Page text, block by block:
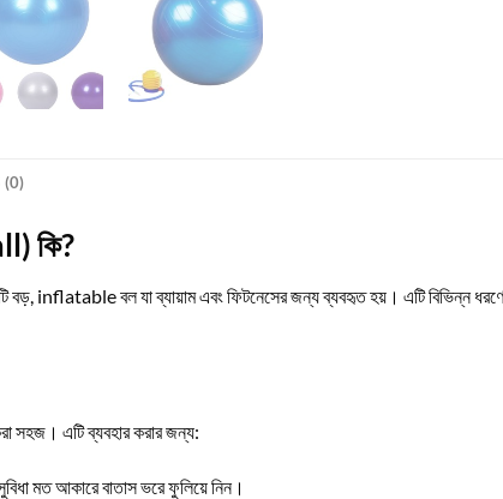
(0)
কি?
inflatable বল যা ব্যায়াম এবং ফিটনেসের জন্য ব্যবহৃত হয়। এটি বিভিন্ন ধরণের
সহজ। এটি ব্যবহার করার জন্য:
মত আকারে বাতাস ভরে ফুলিয়ে নিন।